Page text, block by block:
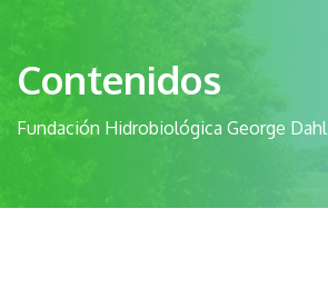
Contenidos
Fundación Hidrobiológica George Dahl